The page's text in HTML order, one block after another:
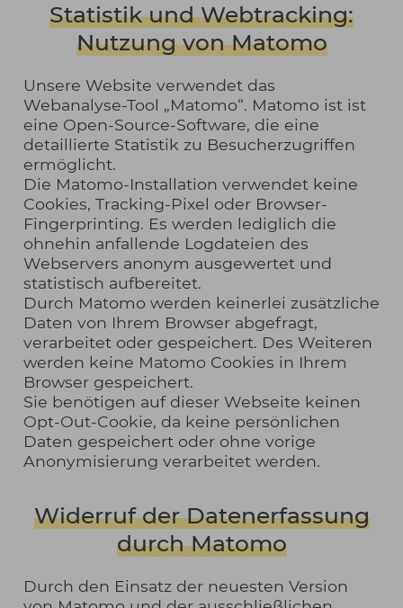
Statistik und Webtracking:
Nutzung von Matomo
Unsere Website verwendet das
Webanalyse-Tool „Matomo“. Matomo ist ist
eine Open-Source-Software, die eine
detaillierte Statistik zu Besucherzugriffen
ermöglicht.
Die Matomo-Installation verwendet keine
Cookies, Tracking-Pixel oder Browser-
Fingerprinting. Es werden lediglich die
ohnehin anfallende Logdateien des
Webservers anonym ausgewertet und
statistisch aufbereitet.
Durch Matomo werden keinerlei zusätzliche
Daten von Ihrem Browser abgefragt,
verarbeitet oder gespeichert. Des Weiteren
werden keine Matomo Cookies in Ihrem
Browser gespeichert.
Sie benötigen auf dieser Webseite keinen
Opt-Out-Cookie, da keine persönlichen
Daten gespeichert oder ohne vorige
Anonymisierung verarbeitet werden.
Widerruf der Datenerfassung
durch Matomo
Durch den Einsatz der neuesten Version